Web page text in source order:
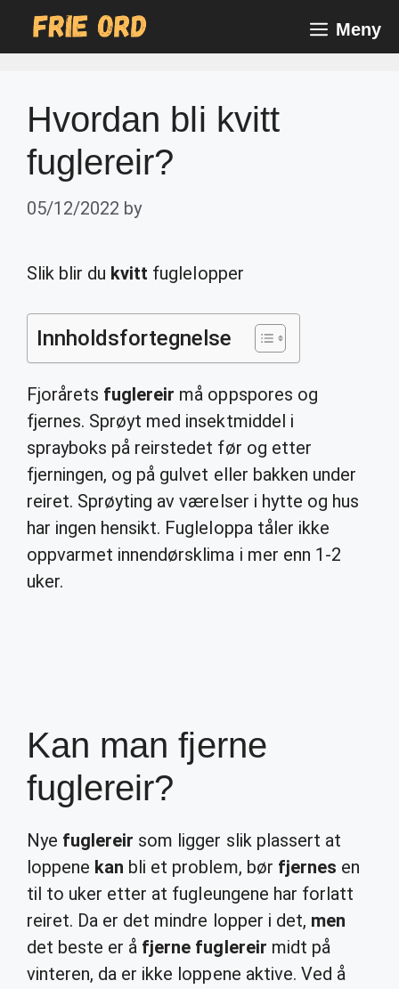
Meny
Hvordan bli kvitt
fuglereir?
05/12/2022 by
Slik blir du kvitt fuglelopper
Innholdsfortegnelse
Fjorårets fuglereir må oppspores og
fjernes. Sprøyt med insektmiddel i
sprayboks på reirstedet før og etter
fjerningen, og på gulvet eller bakken under
reiret. Sprøyting av værelser i hytte og hus
har ingen hensikt. Fugleloppa tåler ikke
oppvarmet innendørsklima i mer enn 1-2
uker.
Kan man fjerne
fuglereir?
Nye fuglereir som ligger slik plassert at
loppene kan bli et problem, bør fjernes en
til to uker etter at fugleungene har forlatt
reiret. Da er det mindre lopper i det, men
det beste er å fjerne fuglereir midt på
vinteren, da er ikke loppene aktive. Ved å